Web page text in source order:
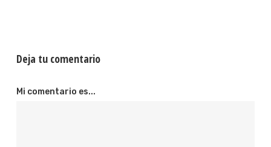
Deja tu comentario
Mi comentario es...